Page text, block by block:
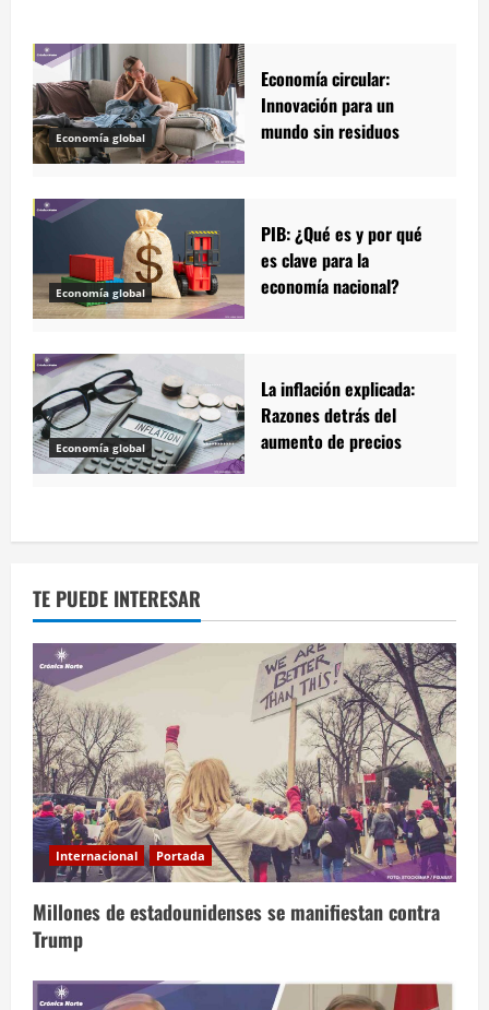
Economía global
Economía circular:
Innovación para un
mundo sin residuos
Economía global
PIB: ¿Qué es y por qué
es clave para la
economía nacional?
Economía global
La inflación explicada:
Razones detrás del
aumento de precios
TE PUEDE INTERESAR
Internacional Portada
Millones de estadounidenses se manifiestan contra
Trump